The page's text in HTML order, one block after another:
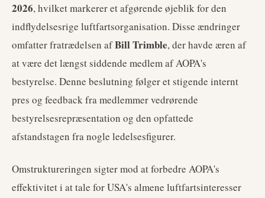
2026, hvilket markerer et afgørende øjeblik for den
indflydelsesrige luftfartsorganisation. Disse ændringer
omfatter fratrædelsen afBill Trimble, der havde æren af
at være det længst siddende medlem af AOPA's
bestyrelse. Denne beslutning følger et stigende internt
pres og feedback fra medlemmer vedrørende
bestyrelsesrepræsentation og den opfattede
afstandstagen fra nogle ledelsesfigurer.
Omstruktureringen sigter mod at forbedre AOPA's
effektivitet i at tale for USA's almene luftfartsinteresser